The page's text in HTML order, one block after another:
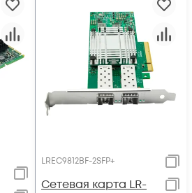
LREC9812BF-2SFP+
Сетевая карта LR-